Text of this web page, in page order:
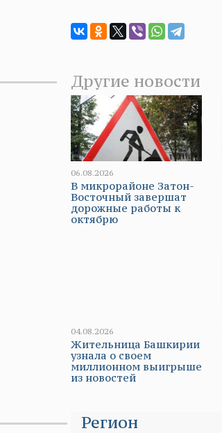
Другие новости
06.08.2026
В микрорайоне Затон-
Восточный завершат
дорожные работы к
октябрю
04.08.2026
Жительница Башкирии
узнала о своем
миллионном выигрыше
из новостей
Регион